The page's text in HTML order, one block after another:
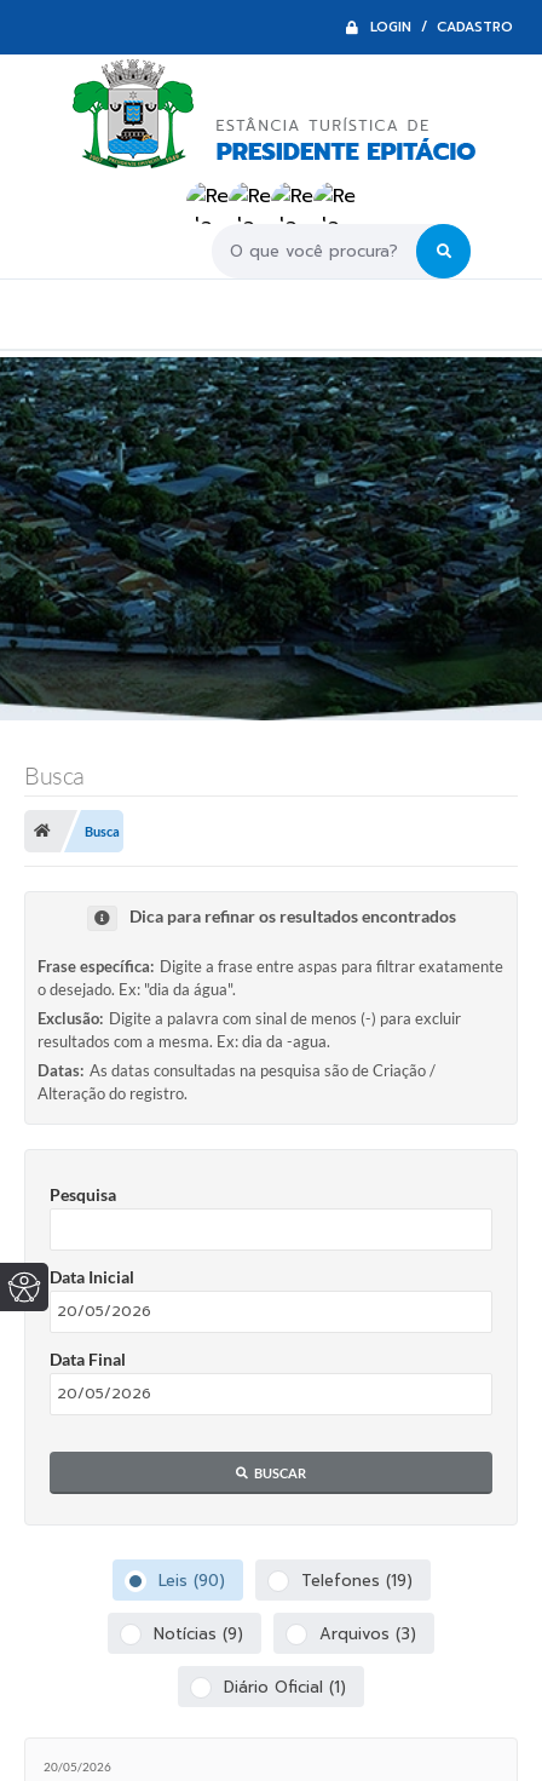
LOGIN / CADASTRO
Busca
Busca
Dica para refinar os resultados encontrados
Frase específica: Digite a frase entre aspas para filtrar exatamente
o desejado. Ex: "dia da água".
Exclusão: Digite a palavra com sinal de menos (-) para excluir
resultados com a mesma. Ex: dia da -agua.
Datas: As datas consultadas na pesquisa são de Criação /
Alteração do registro.
Pesquisa
Data Inicial
Data Final
BUSCAR
Leis (90) Telefones (19)
Notícias (9) Arquivos (3)
Diário Oficial (1)
20/05/2026